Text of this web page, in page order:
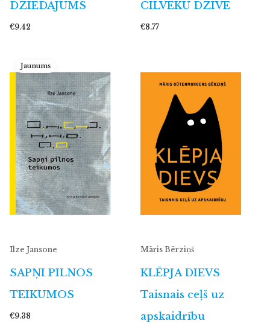
DZIEDĀJUMS
€9.42
CILVĒKU DZĪVE
€8.77
Jaunums
Ilze Jansone
SAPŅI PILNOS
TEIKUMOS
€9.38
Māris Bērziņš
KLĒPJA DIEVS
Taisnais ceļš uz
apskaidrību